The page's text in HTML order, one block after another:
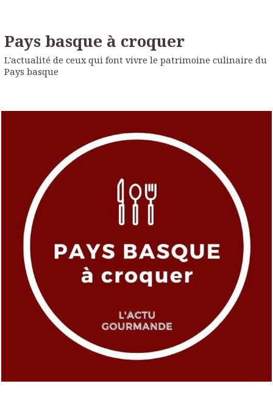
Pays basque à croquer
L'actualité de ceux qui font vivre le patrimoine culinaire du
Pays basque